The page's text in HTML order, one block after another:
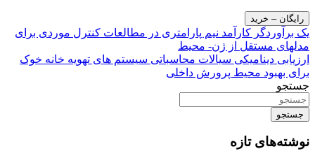
رایگان – خرید
راهبری
نوشته
یک برآوردگر کارآمد نیم پارامتری در مطالعات کنترل موردی برای
مدلهای مستقل از ژن- محیط
ارزیابی دینامیکی سیالات محاسباتی سیستم های تهویه خانه خوک
برای بهبود محیط پرورش داخلی
جستجو
جستجو
نوشته‌های تازه